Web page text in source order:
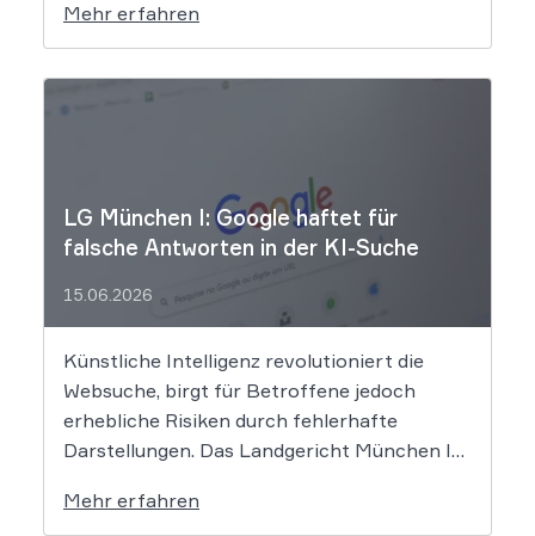
will die Rechte ihrer Mitglieder verteidigen.
Dem Unternehmen hinter der populären KI-
Musik-App werden massive
Urheberrechtsverletzungen vorgeworfen.
Mehr erfahren
LG München I: Google haftet für
falsche Antworten in der KI-Suche
15.06.2026
Künstliche Intelligenz revolutioniert die
Websuche, birgt für Betroffene jedoch
erhebliche Risiken durch fehlerhafte
Darstellungen. Das Landgericht München I
rechtliche Grenzen. Werden durch die
Mehr erfahren